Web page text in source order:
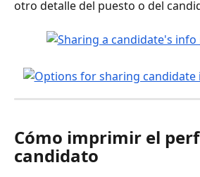
otro detalle del puesto o del
Cómo imprimir el
candidato